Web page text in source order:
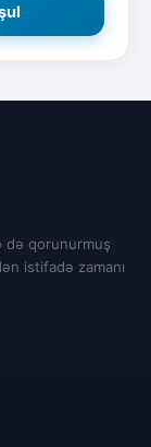
də qorunurmuş
istifadə zamanı